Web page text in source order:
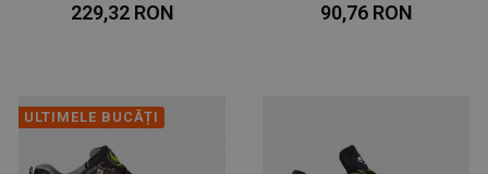
229,32 RON 90,76 RON
ULTIMELE BUCĂȚI